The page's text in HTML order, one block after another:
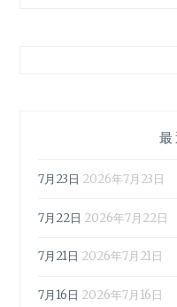
7月23日 2026年7月23日
7月22日 2026年7月22日
7月21日 2026年7月21日
7月16日 2026年7月16日